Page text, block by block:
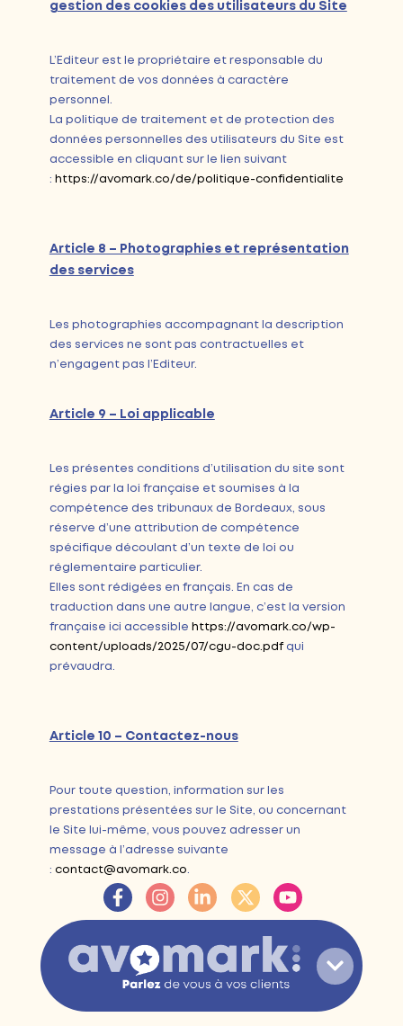
gestion des cookies des utilisateurs du Site
L’Editeur est le propriétaire et responsable du
traitement de vos données à caractère
personnel.
La politique de traitement et de protection des
données personnelles des utilisateurs du Site est
accessible en cliquant sur le lien suivant
: https://avomark.co/de/politique-confidentialite
Article 8 – Photographies et représentation
des services
Les photographies accompagnant la description
des services ne sont pas contractuelles et
n’engagent pas l’Editeur.
Article 9 – Loi applicable
Les présentes conditions d’utilisation du site sont
régies par la loi française et soumises à la
compétence des tribunaux de Bordeaux, sous
réserve d’une attribution de compétence
spécifique découlant d’un texte de loi ou
réglementaire particulier.
Elles sont rédigées en français. En cas de
traduction dans une autre langue, c’est la version
française ici accessible https://avomark.co/wp-
content/uploads/2025/07/cgu-doc.pdfqui
prévaudra.
Article 10 – Contactez-nous
Pour toute question, information sur les
prestations présentées sur le Site, ou concernant
le Site lui-même, vous pouvez adresser un
message à l’adresse suivante
: contact@avomark.co